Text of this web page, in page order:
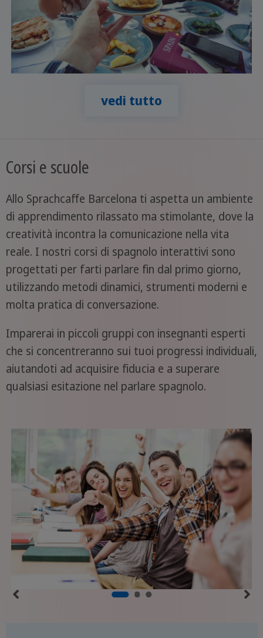
vedi tutto
Corsi e scuole
Allo Sprachcaffe Barcelona ti aspetta un ambiente
di apprendimento rilassato ma stimolante, dove la
creatività incontra la comunicazione nella vita
reale. I nostri corsi di spagnolo interattivi sono
progettati per farti parlare fin dal primo giorno,
utilizzando metodi dinamici, strumenti moderni e
molta pratica di conversazione.
Imparerai in piccoli gruppi con insegnanti esperti
che si concentreranno sui tuoi progressi individuali,
aiutandoti ad acquisire fiducia e a superare
qualsiasi esitazione nel parlare spagnolo.